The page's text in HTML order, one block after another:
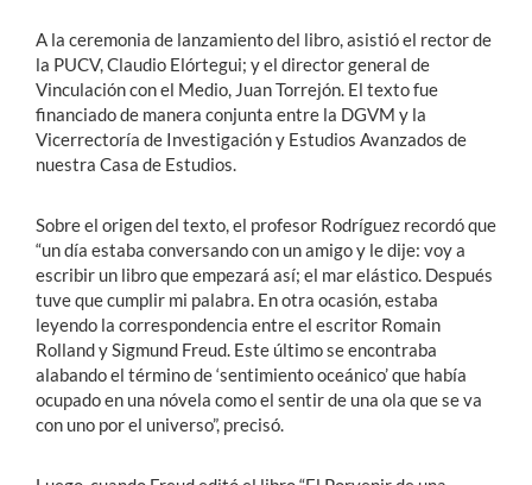
A la ceremonia de lanzamiento del libro, asistió el rector de
la PUCV, Claudio Elórtegui; y el director general de
Vinculación con el Medio, Juan Torrejón. El texto fue
financiado de manera conjunta entre la DGVM y la
Vicerrectoría de Investigación y Estudios Avanzados de
nuestra Casa de Estudios.
Sobre el origen del texto, el profesor Rodríguez recordó que
“un día estaba conversando con un amigo y le dije: voy a
escribir un libro que empezará así; el mar elástico. Después
tuve que cumplir mi palabra. En otra ocasión, estaba
leyendo la correspondencia entre el escritor Romain
Rolland y Sigmund Freud. Este último se encontraba
alabando el término de ‘sentimiento oceánico’ que había
ocupado en una nóvela como el sentir de una ola que se va
con uno por el universo”, precisó.